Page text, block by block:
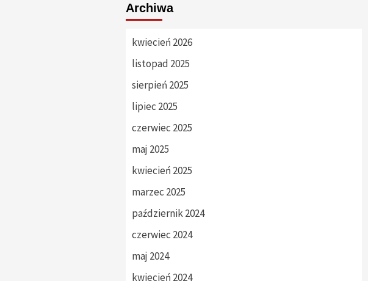
Archiwa
kwiecień 2026
listopad 2025
sierpień 2025
lipiec 2025
czerwiec 2025
maj 2025
kwiecień 2025
marzec 2025
październik 2024
czerwiec 2024
maj 2024
kwiecień 2024